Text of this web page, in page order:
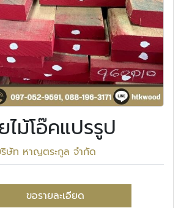
ไม้โอ๊คแปรรูป
ษัท หาญตระกูล จำกัด
ขอรายละเอียด